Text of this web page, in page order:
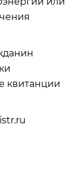
квитанции